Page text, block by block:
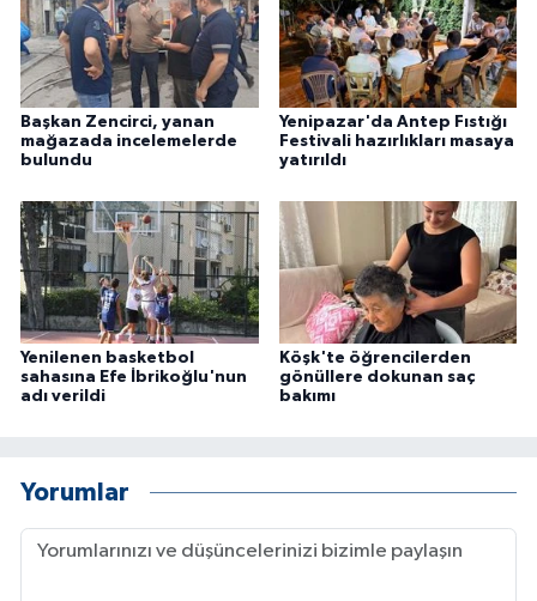
Başkan Zencirci, yanan
mağazada incelemelerde
bulundu
Yenipazar'da Antep Fıstığı
Festivali hazırlıkları masaya
yatırıldı
Yenilenen basketbol
sahasına Efe İbrikoğlu'nun
adı verildi
Köşk'te öğrencilerden
gönüllere dokunan saç
bakımı
Yorumlar